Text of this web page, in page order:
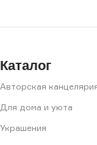
Каталог
Авторская
Для дома и уюта
Украшения